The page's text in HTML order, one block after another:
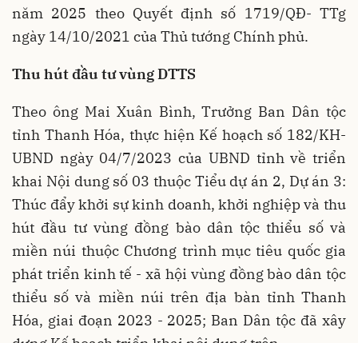
năm 2025 theo Quyết định số 1719/QĐ- TTg
ngày 14/10/2021 của Thủ tướng Chính phủ.
Thu hút đầu tư vùng DTTS
Theo ông Mai Xuân Bình, Trưởng Ban Dân tộc
tỉnh Thanh Hóa, thực hiện Kế hoạch số 182/KH-
UBND ngày 04/7/2023 của UBND tỉnh về triển
khai Nội dung số 03 thuộc Tiểu dự án 2, Dự án 3:
Thúc đẩy khởi sự kinh doanh, khởi nghiệp và thu
hút đầu tư vùng đồng bào dân tộc thiểu số và
miền núi thuộc Chương trình mục tiêu quốc gia
phát triển kinh tế - xã hội vùng đồng bào dân tộc
thiểu số và miền núi trên địa bàn tỉnh Thanh
Hóa, giai đoạn 2023 - 2025; Ban Dân tộc đã xây